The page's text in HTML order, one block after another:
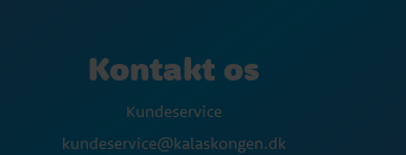
Kontakt os
Kundeservice
kundeservice@kalaskongen.dk